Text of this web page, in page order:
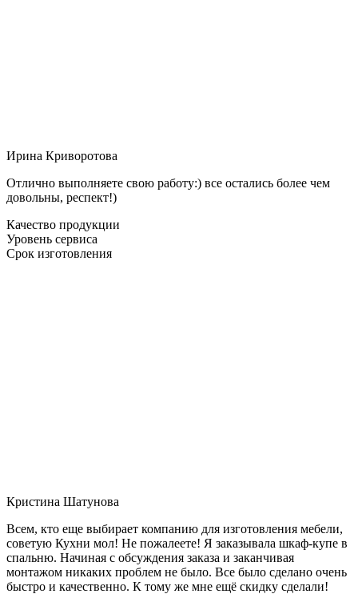
Ирина Криворотова
Отлично выполняете свою работу:) все остались более чем
довольны, респект!)
Качество продукции
Уровень сервиса
Срок изготовления
Кристина Шатунова
Всем, кто еще выбирает компанию для изготовления мебели,
советую Кухни мол! Не пожалеете! Я заказывала шкаф-купе в
спальню. Начиная с обсуждения заказа и заканчивая
монтажом никаких проблем не было. Все было сделано очень
быстро и качественно. К тому же мне ещё скидку сделали!